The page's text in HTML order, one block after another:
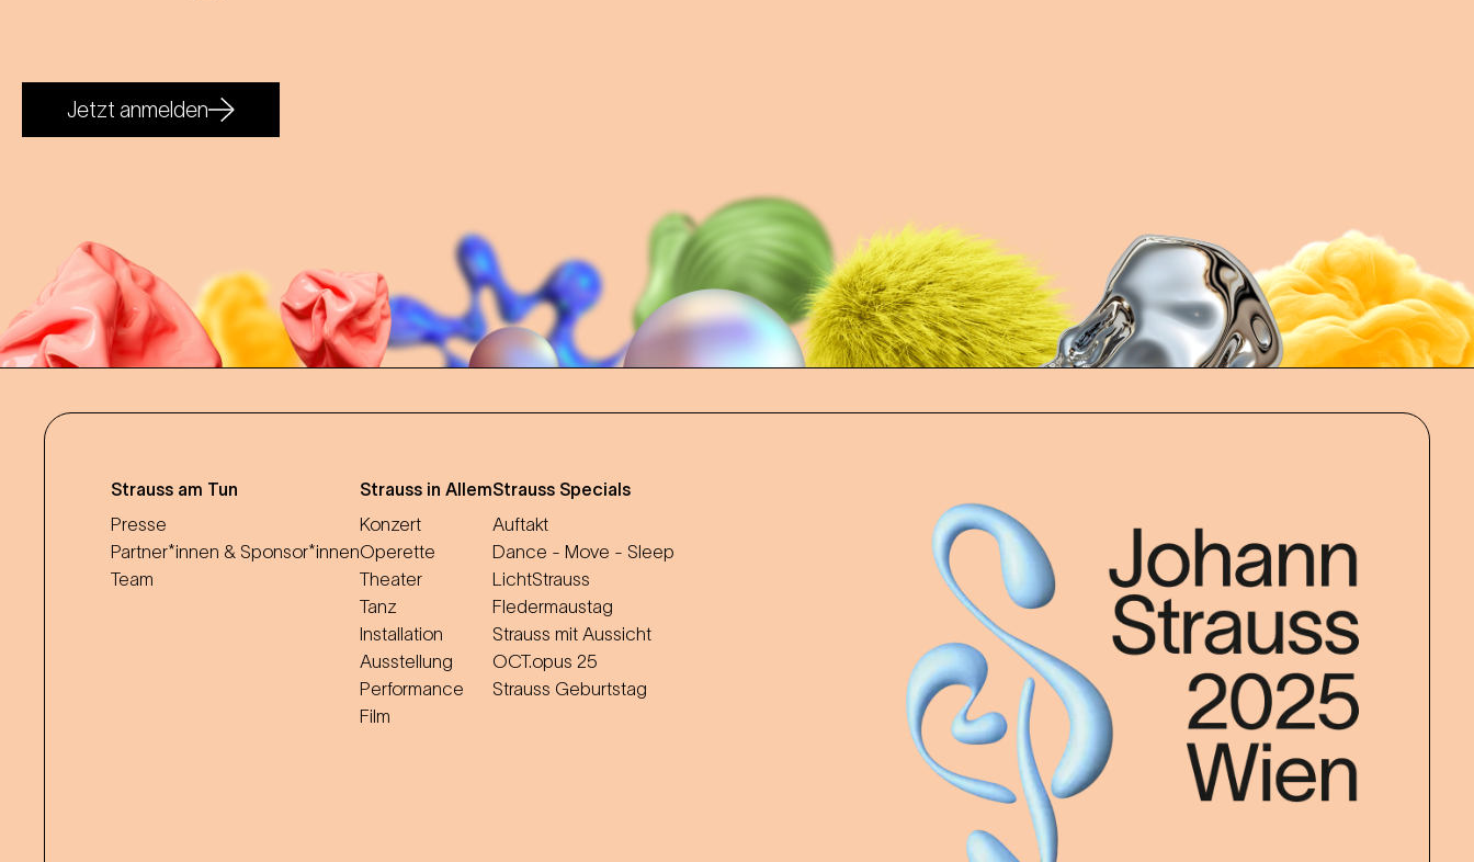
Jetzt anmelden
Strauss am Tun
Presse
Partner*innen & Sponsor*innen
Team
Strauss in Allem
Konzert
Operette
Theater
Tanz
Installation
Ausstellung
Performance
Film
Strauss Specials
Auftakt
Dance - Move - Sleep
LichtStrauss
Fledermaustag
Strauss mit Aussicht
OCT.opus 25
Strauss Geburtstag